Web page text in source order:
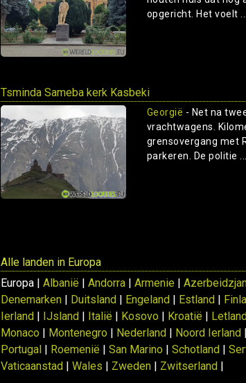
opgericht. Het voelt ...
Tsminda Sameba kerk Kasbeki
Georgië - Net na
vrachtwagens.
grensovergang met
parkeren. De politie ...
Alle landen in Europa
Europa |Albanië |Andorra |Armenie |
Denemarken | Duitsland | Engeland | Estland |
Ierland | IJsland | Italië | Kosovo | Kroatië |
Monaco | Montenegro | Nederland | Noord Ierland |
Portugal | Roemenië |San Marino |Schotland |
Vaticaanstad |Wales | Zweden | Zwitserland |